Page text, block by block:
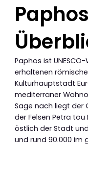
Paphos ist
erhaltenen
Kulturhauptstadt
mediterraner
Sage nach liegt der
der Felsen Petra
östlich der Stadt
und rund 90.000 im